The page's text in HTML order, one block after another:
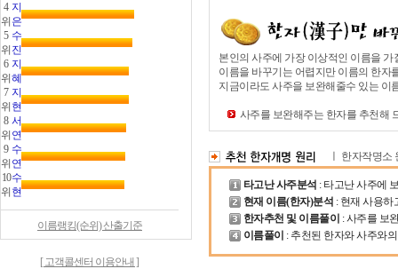
4
위
지
은
5
위
수
진
6
위
지
혜
7
위
지
현
8
위
서
연
9
위
수
연
10
위
수
현
이름랭킹(순위) 산출기준
[ 고객콜센터 이용안내 ]
본인의 사주에 가장 이상적인 이름을
이름을 바꾸기는 어렵지만 이름의 한자
지금이라도 사주을 보완해줄수 있는 이
사주를 보완해주는 한자를 추천해
ㅣ 한자작명
타고난 사주분석 : 타고난 사주에
현재 이름(한자)분석 : 현재 사용하
한자추천 및 이름풀이 : 사주를 보
이름풀이 : 추천된 한자와 사주와